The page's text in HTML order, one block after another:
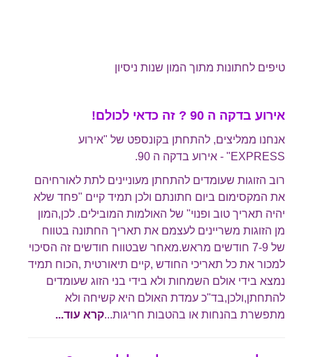
טיפים לחתונות מתוך המון שנות ניסיון
אירוע בדקה ה 90 ? זה כדאי לכולם!
אנחנו ממליצים, להתחתן בקונספט של "אירוע
EXPRESS" - אירוע בדקה ה 90.
רוב הזוגות שעומדים להתחתן מעוניינים לתת לאורחיהם
את המקסימום ביום חתונתם ולכן תמיד קיים "פחד שלא
יהיה תאריך טוב ופנוי" של האולמות המובילים. לכן,המון
מן הזוגות משריינים לעצמם את תאריך החתונה בטווח
של 7-9 חודשים מראש.מאחר שבטווח חודשים זה הסיכוי
למכור את כל תאריכי החודש ,קיים תיאורטית ,הכוח תמיד
נמצא בידי אולם השמחות ולא בידי בני הזוג שעומדים
להתחתן,ולכן,בד"כ עמדת האולם היא קשיחה ולא
מתפשרת בהנחות או בהטבות חריגות...קרא עוד...